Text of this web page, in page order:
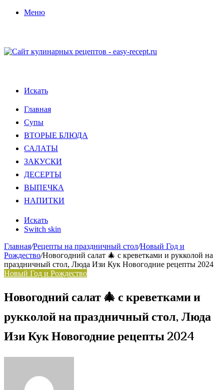
Меню
Искать
Главная
Супы
ВТОРЫЕ БЛЮДА
САЛАТЫ
ЗАКУСКИ
ДЕСЕРТЫ
ВЫПЕЧКА
НАПИТКИ
Искать
Switch skin
Главная/Рецепты на праздничный стол/Новый Год и
Рождество/Новогодний салат 🎄 с креветками и рукколой на
праздничный стол, Люда Изи Кук Новогодние рецепты 2024
Новый Год и Рождество
Новогодний салат 🎄 с креветками и
рукколой на праздничный стол, Люда
Изи Кук Новогодние рецепты 2024